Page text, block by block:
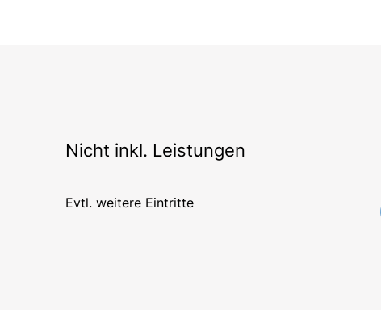
Nicht inkl. Leistungen
Evtl. weitere Eintritte